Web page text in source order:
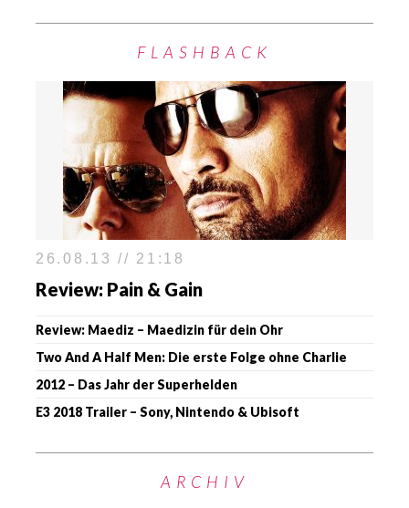
FLASHBACK
26.08.13 // 21:18
Review: Pain & Gain
Review: Maediz – Maedizin für dein Ohr
Two And A Half Men: Die erste Folge ohne Charlie
2012 – Das Jahr der Superhelden
E3 2018 Trailer – Sony, Nintendo & Ubisoft
ARCHIV